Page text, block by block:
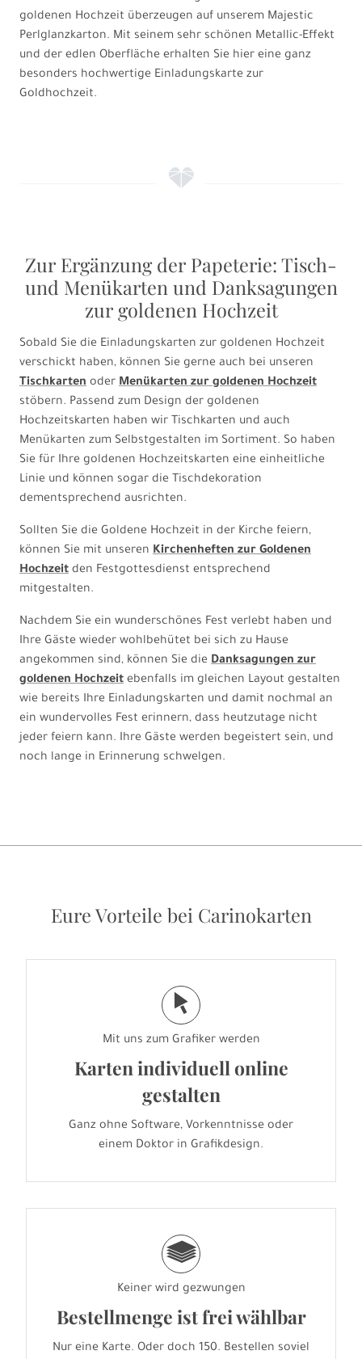
goldenen Hochzeit überzeugen auf unserem Majestic
Perlglanzkarton. Mit seinem sehr schönen Metallic-Effekt
und der edlen Oberfläche erhalten Sie hier eine ganz
besonders hochwertige Einladungskarte zur
Goldhochzeit.
f
Zur Ergänzung der Papeterie: Tisch-
und Menükarten und Danksagungen
zur goldenen Hochzeit
Sobald Sie die Einladungskarten zur goldenen Hochzeit
verschickt haben, können Sie gerne auch bei unseren
Tischkarten oder Menükarten zur goldenen Hochzeit
stöbern. Passend zum Design der goldenen
Hochzeitskarten haben wir Tischkarten und auch
Menükarten zum Selbstgestalten im Sortiment. So haben
Sie für Ihre goldenen Hochzeitskarten eine einheitliche
Linie und können sogar die Tischdekoration
dementsprechend ausrichten.
Sollten Sie die Goldene Hochzeit in der Kirche feiern,
können Sie mit unseren Kirchenheften zur Goldenen
Hochzeit den Festgottesdienst entsprechend
mitgestalten.
Nachdem Sie ein wunderschönes Fest verlebt haben und
Ihre Gäste wieder wohlbehütet bei sich zu Hause
angekommen sind, können Sie die Danksagungen zur
goldenen Hochzeit ebenfalls im gleichen Layout gestalten
wie bereits Ihre Einladungskarten und damit nochmal an
ein wundervolles Fest erinnern, dass heutzutage nicht
jeder feiern kann. Ihre Gäste werden begeistert sein, und
noch lange in Erinnerung schwelgen.
Eure Vorteile bei Carinokarten
j
Mit uns zum Grafiker werden
Karten individuell online
gestalten
Ganz ohne Software, Vorkenntnisse oder
einem Doktor in Grafikdesign.
g
Keiner wird gezwungen
Bestellmenge ist frei wählbar
Nur eine Karte. Oder doch 150. Bestellen soviel